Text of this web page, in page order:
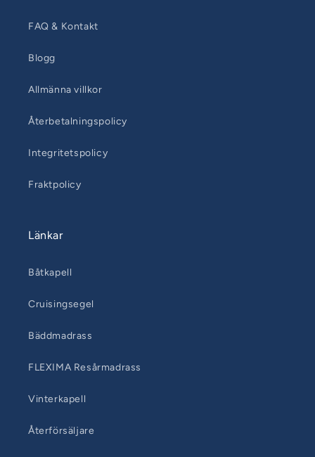
FAQ & Kontakt
Blogg
Allmänna villkor
Återbetalningspolicy
Integritetspolicy
Fraktpolicy
Länkar
Båtkapell
Cruisingsegel
Bäddmadrass
FLEXIMA Resårmadrass
Vinterkapell
Återförsäljare